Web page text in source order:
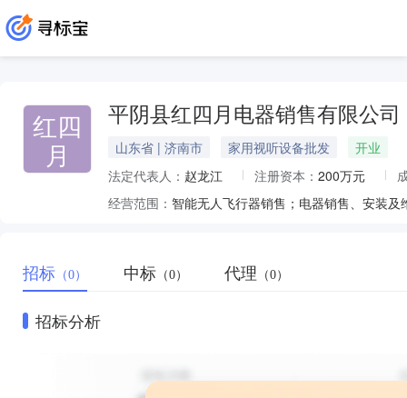
红四
月
平阴县红四月电器销售有限公司
山东省 | 济南市 家用视听设备批发
开业
法定代表人： 赵龙江 注册资本： 200万元
经营范围：
招标 （0） 中标 （0） 代理 （0）
招标分析